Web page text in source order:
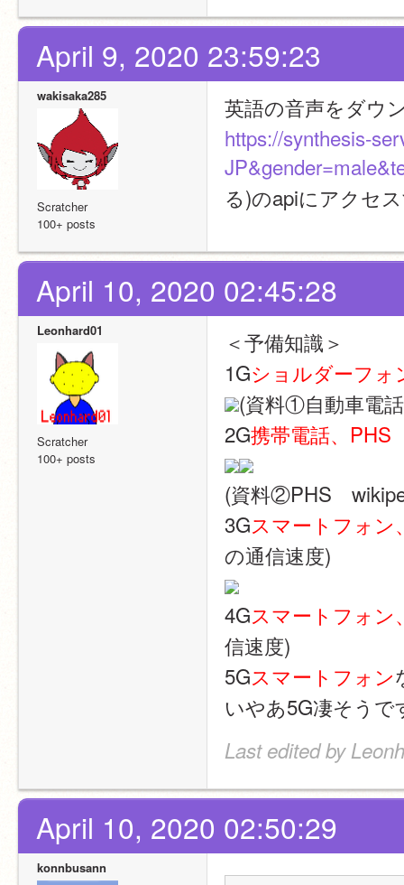
April 9, 2020 23:59:23
wakisaka285
Scratcher
100+ posts
英語の音声をダウ
https://synthesis-
る)のapiにアクセ
April 10, 2020 02:45:28
Leonhard01
Scratcher
100+ posts
＜予備知識＞
1Gショルダーフォ
(資料①自動車電
2G携帯電話、PHS
(資料②PHS　
3Gスマートフォン
の通信速度)
4Gスマートフォ
信速度)
5Gスマートフォン
いやあ5G凄そうで
Last edited by
April 10, 2020 02:50:29
konnbusann